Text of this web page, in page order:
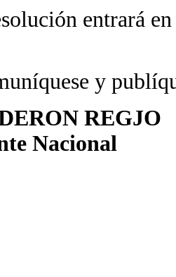
entrará
y
REGJO
Nacional